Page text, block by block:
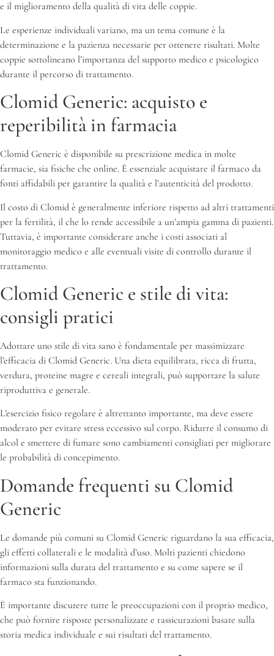
e il miglioramento della qualità di vita delle coppie.
Le esperienze individuali variano, ma un tema comune è la
determinazione e la pazienza necessarie per ottenere risultati. Molte
coppie sottolineano l’importanza del supporto medico e psicologico
durante il percorso di trattamento.
Clomid Generic: acquisto e
reperibilità in farmacia
Clomid Generic è disponibile su prescrizione medica in molte
farmacie, sia fisiche che online. È essenziale acquistare il farmaco da
fonti affidabili per garantire la qualità e l’autenticità del prodotto.
Il costo di Clomid è generalmente inferiore rispetto ad altri trattamenti
per la fertilità, il che lo rende accessibile a un’ampia gamma di pazienti.
Tuttavia, è importante considerare anche i costi associati al
monitoraggio medico e alle eventuali visite di controllo durante il
trattamento.
Clomid Generic e stile di vita:
consigli pratici
Adottare uno stile di vita sano è fondamentale per massimizzare
l’efficacia di Clomid Generic. Una dieta equilibrata, ricca di frutta,
verdura, proteine magre e cereali integrali, può supportare la salute
riproduttiva e generale.
L’esercizio fisico regolare è altrettanto importante, ma deve essere
moderato per evitare stress eccessivo sul corpo. Ridurre il consumo di
alcol e smettere di fumare sono cambiamenti consigliati per migliorare
le probabilità di concepimento.
Domande frequenti su Clomid
Generic
Le domande più comuni su Clomid Generic riguardano la sua efficacia,
gli effetti collaterali e le modalità d’uso. Molti pazienti chiedono
informazioni sulla durata del trattamento e su come sapere se il
farmaco sta funzionando.
È importante discutere tutte le preoccupazioni con il proprio medico,
che può fornire risposte personalizzate e rassicurazioni basate sulla
storia medica individuale e sui risultati del trattamento.